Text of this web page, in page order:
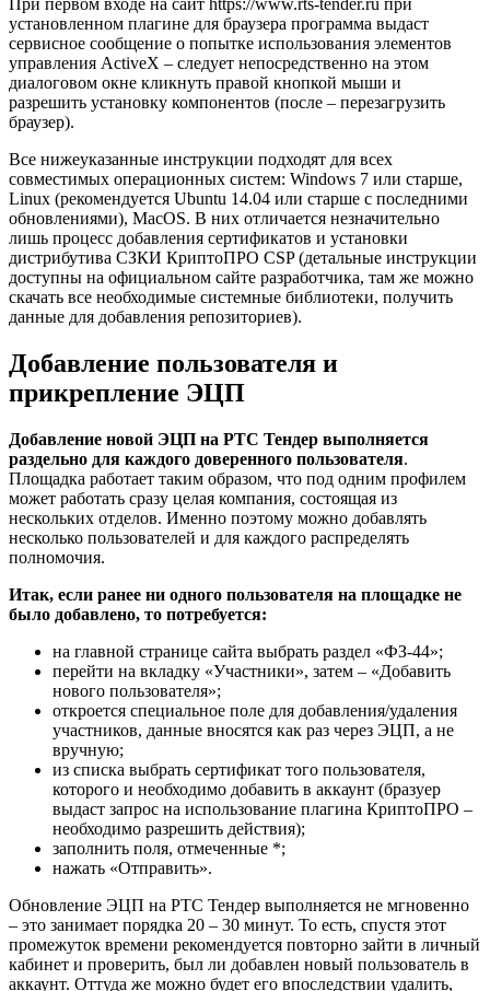
При первом входе на сайт https://www.rts-tender.ru при
установленном плагине для браузера программа выдаст
сервисное сообщение о попытке использования элементов
управления ActiveX – следует непосредственно на этом
диалоговом окне кликнуть правой кнопкой мыши и
разрешить установку компонентов (после – перезагрузить
браузер).
Все нижеуказанные инструкции подходят для всех
совместимых операционных систем: Windows 7 или старше,
Linux (рекомендуется Ubuntu 14.04 или старше с последними
обновлениями), MacOS. В них отличается незначительно
лишь процесс добавления сертификатов и установки
дистрибутива СЗКИ КриптоПРО CSP (детальные инструкции
доступны на официальном сайте разработчика, там же можно
скачать все необходимые системные библиотеки, получить
данные для добавления репозиториев).
Добавление пользователя и
прикрепление ЭЦП
Добавление новой ЭЦП на РТС Тендер выполняется
раздельно для каждого доверенного пользователя.
Площадка работает таким образом, что под одним профилем
может работать сразу целая компания, состоящая из
нескольких отделов. Именно поэтому можно добавлять
несколько пользователей и для каждого распределять
полномочия.
Итак, если ранее ни одного пользователя на площадке не
было добавлено, то потребуется:
на главной странице сайта выбрать раздел «ФЗ-44»;
перейти на вкладку «Участники», затем – «Добавить
нового пользователя»;
откроется специальное поле для добавления/удаления
участников, данные вносятся как раз через ЭЦП, а не
вручную;
из списка выбрать сертификат того пользователя,
которого и необходимо добавить в аккаунт (бразуер
выдаст запрос на использование плагина КриптоПРО –
необходимо разрешить действия);
заполнить поля, отмеченные *;
нажать «Отправить».
Обновление ЭЦП на РТС Тендер выполняется не мгновенно
– это занимает порядка 20 – 30 минут. То есть, спустя этот
промежуток времени рекомендуется повторно зайти в личный
кабинет и проверить, был ли добавлен новый пользователь в
аккаунт. Оттуда же можно будет его впоследствии удалить,